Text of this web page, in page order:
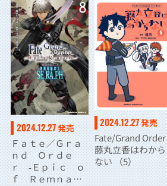
2024.12.27発売
Ｆａｔｅ／Ｇｒａ
ｎｄ Ｏｒｄｅ
ｒ ‐Ｅｐｉｃ ｏ
ｆ Ｒｅｍｎａｎ
2024.12.27発売
Fate/Grand Order
藤丸立香はわから
ない （5）